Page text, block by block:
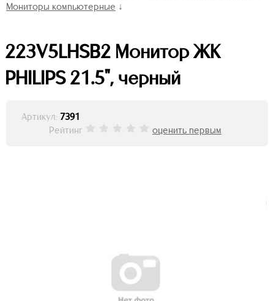
Мониторы компьютерные ↓
223V5LHSB2 Монитор ЖК
PHILIPS 21.5", черный
Артикул: 7391
Рейтинг
оценить первым